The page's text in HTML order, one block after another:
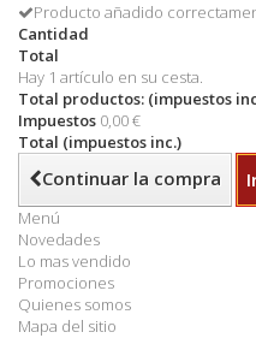
Producto añadido
Cantidad
Total
Hay 1 artículo en su cesta.
Total productos: (impuestos
Impuestos 0,00 €
Total (impuestos inc.)
Continuar la compra
Menú
Novedades
Lo mas vendido
Promociones
Quienes somos
Mapa del sitio